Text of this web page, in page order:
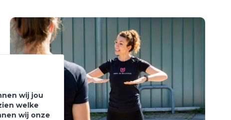
wij jou
welke
wij onze